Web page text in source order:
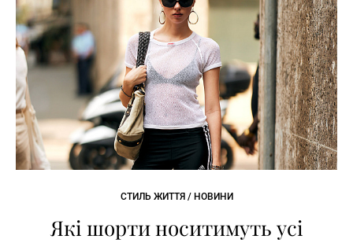
СТИЛЬ ЖИТТЯ / НОВИНИ
Які шорти носитимуть усі